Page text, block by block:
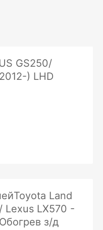
GS250/
) LHD
Land
Lexus LX570 -
з/д